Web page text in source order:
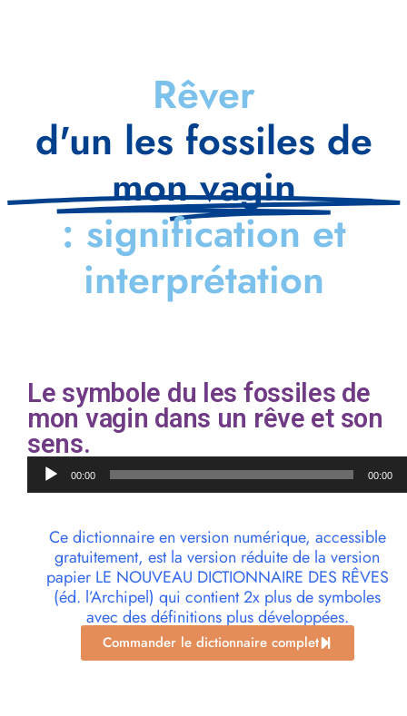
Rêver
d'un les fossiles de
mon vagin
: signification et
interprétation
Le symbole du les fossiles de
mon vagin dans un rêve et son
sens.
Lecteur
audio00:00 00:00
Ce dictionnaire en version numérique, accessible
gratuitement, est la version réduite de la version
papier LE NOUVEAU DICTIONNAIRE DES RÊVES
(éd. l’Archipel) qui contient 2x plus de symboles
avec des définitions plus développées.
Commander le dictionnaire complet